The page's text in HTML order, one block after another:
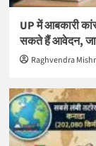
UP में आबकारी
सकते हैं आवेदन,
Raghvendra